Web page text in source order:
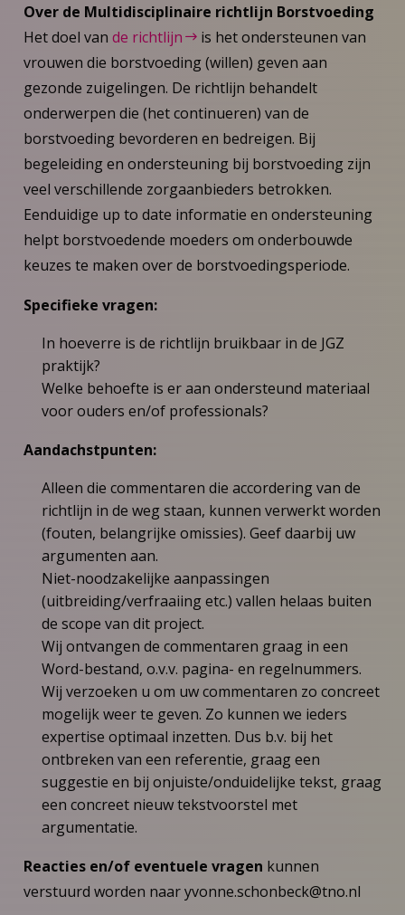
Over de Multidisciplinaire richtlijn Borstvoeding
Het doel van de richtlijn
is het ondersteunen van
vrouwen die borstvoeding (willen) geven aan
gezonde zuigelingen. De richtlijn behandelt
onderwerpen die (het continueren) van de
borstvoeding bevorderen en bedreigen. Bij
begeleiding en ondersteuning bij borstvoeding zijn
veel verschillende zorgaanbieders betrokken.
Eenduidige up to date informatie en ondersteuning
helpt borstvoedende moeders om onderbouwde
keuzes te maken over de borstvoedingsperiode.
Specifieke vragen:
In hoeverre is de richtlijn bruikbaar in de JGZ
praktijk?
Welke behoefte is er aan ondersteund materiaal
voor ouders en/of professionals?
Aandachstpunten:
Alleen die commentaren die accordering van de
richtlijn in de weg staan, kunnen verwerkt worden
(fouten, belangrijke omissies). Geef daarbij uw
argumenten aan.
Niet-noodzakelijke aanpassingen
(uitbreiding/verfraaiing etc.) vallen helaas buiten
de scope van dit project.
Wij ontvangen de commentaren graag in een
Word-bestand, o.v.v. pagina- en regelnummers.
Wij verzoeken u om uw commentaren zo concreet
mogelijk weer te geven. Zo kunnen we ieders
expertise optimaal inzetten. Dus b.v. bij het
ontbreken van een referentie, graag een
suggestie en bij onjuiste/onduidelijke tekst, graag
een concreet nieuw tekstvoorstel met
argumentatie.
Reacties en/of eventuele vragen kunnen
verstuurd worden naaryvonne.schonbeck@tno.nl